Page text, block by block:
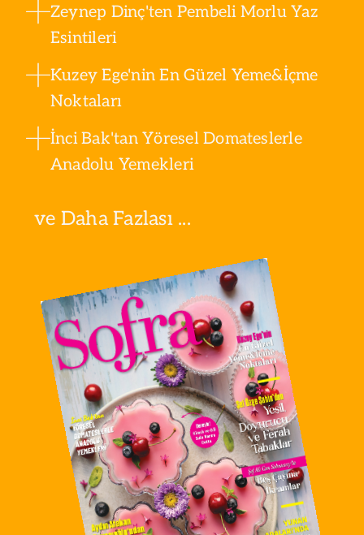
Zeynep Dinç'ten Pembeli Morlu Yaz
Esintileri
Kuzey Ege'nin En Güzel Yeme&İçme
Noktaları
İnci Bak'tan Yöresel Domateslerle
Anadolu Yemekleri
ve Daha Fazlası ...